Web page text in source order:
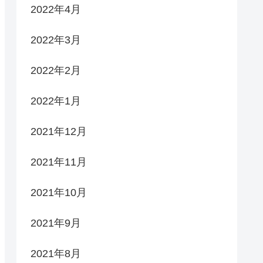
2022年4月
2022年3月
2022年2月
2022年1月
2021年12月
2021年11月
2021年10月
2021年9月
2021年8月